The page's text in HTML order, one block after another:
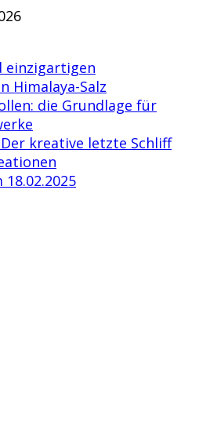
einzigartigen
Himalaya-Salz
die Grundlage für
kreative letzte Schliff